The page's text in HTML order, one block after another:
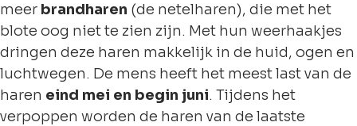
meer brandharen (de netelharen), die met het
blote oog niet te zien zijn. Met hun weerhaakjes
dringen deze haren makkelijk in de huid, ogen en
luchtwegen. De mens heeft het meest last van de
haren eind mei en begin juni. Tijdens het
verpoppen worden de haren van de laatste